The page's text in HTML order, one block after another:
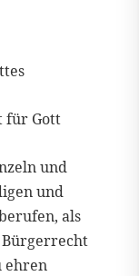
für Gott
und
und
als
ehren